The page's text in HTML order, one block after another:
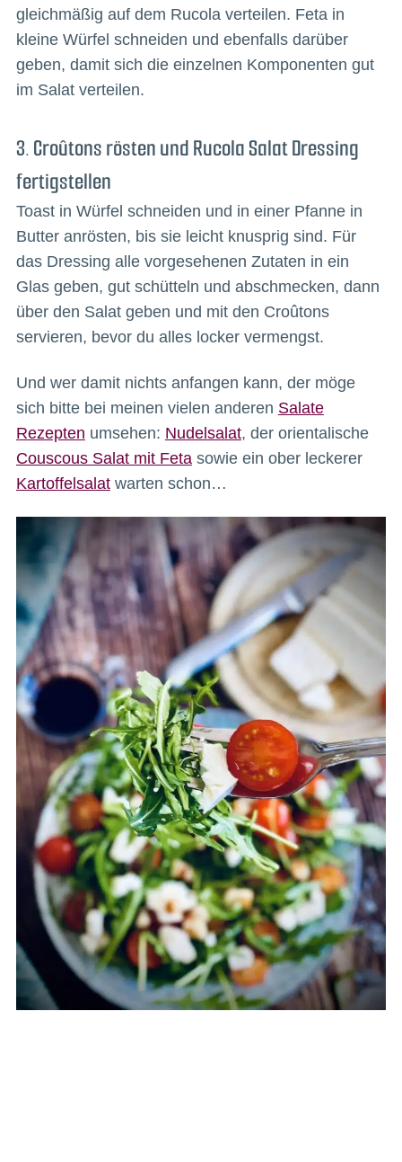
gleichmäßig auf dem Rucola verteilen. Feta in
kleine Würfel schneiden und ebenfalls darüber
geben, damit sich die einzelnen Komponenten gut
im Salat verteilen.
3. Croûtons rösten und Rucola Salat Dressing
fertigstellen
Toast in Würfel schneiden und in einer Pfanne in
Butter anrösten, bis sie leicht knusprig sind. Für
das Dressing alle vorgesehenen Zutaten in ein
Glas geben, gut schütteln und abschmecken, dann
über den Salat geben und mit den Croûtons
servieren, bevor du alles locker vermengst.
Und wer damit nichts anfangen kann, der möge
sich bitte bei meinen vielen anderen Salate
Rezepten umsehen: Nudelsalat, der orientalische
Couscous Salat mit Fetasowie ein ober leckerer
Kartoffelsalatwarten schon…